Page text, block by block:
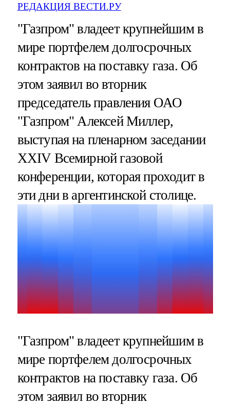
РЕДАКЦИЯ ВЕСТИ.РУ
"Газпром" владеет крупнейшим в
мире портфелем долгосрочных
контрактов на поставку газа. Об
этом заявил во вторник
председатель правления ОАО
"Газпром" Алексей Миллер,
выступая на пленарном заседании
XXIV Всемирной газовой
конференции, которая проходит в
эти дни в аргентинской столице.
"Газпром" владеет крупнейшим в
мире портфелем долгосрочных
контрактов на поставку газа. Об
этом заявил во вторник